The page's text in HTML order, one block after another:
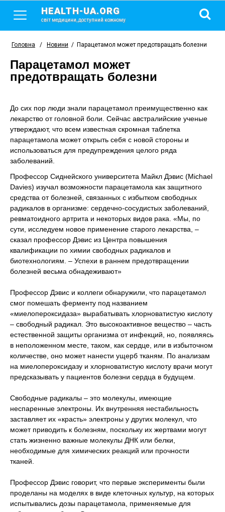
HEALTH-UA.ORG
світ медицини, доступний кожному
Головна / Новини / Парацетамол может предотвращать болезни
Парацетамол может
предотвращать болезни
До сих пор люди знали парацетамол преимущественно как
лекарство от головной боли. Сейчас австралийские ученые
утверждают, что всем известная скромная таблетка
парацетамола может открыть себя с новой стороны и
использоваться для предупреждения целого ряда
заболеваний.
Профессор Сиднейского университета Майкл Дэвис (Michael
Davies) изучал возможности парацетамола как защитного
средства от болезней, связанных с избытком свободных
радикалов в организме: сердечно-сосудистых заболеваний,
ревматоидного артрита и некоторых видов рака. «Мы, по
сути, исследуем новое применение старого лекарства, –
сказал профессор Дэвис из Центра повышения
квалификации по химии свободных радикалов и
биотехнологиям. – Успехи в раннем предотвращении
болезней весьма обнадеживают»
Профессор Дэвис и коллеги обнаружили, что парацетамол
смог помешать ферменту под названием
«миелопероксидаза» вырабатывать хлорноватистую кислоту
– свободный радикал. Это высокоактивное вещество – часть
естественной защиты организма от инфекций, но, появляясь
в неположенном месте, таком, как сердце, или в избыточном
количестве, оно может нанести ущерб тканям. По анализам
на миелопероксидазу и хлорноватистую кислоту врачи могут
предсказывать у пациентов болезни сердца в будущем.
Свободные радикалы – это молекулы, имеющие
неспаренные электроны. Их внутренняя нестабильность
заставляет их «красть» электроны у других молекул, что
может приводить к болезням, поскольку их жертвами могут
стать жизненно важные молекулы ДНК или белки,
необходимые для химических реакций или прочности
тканей.
Профессор Дэвис говорит, что первые эксперименты были
проделаны на моделях в виде клеточных культур, на которых
испытывались дозы парацетамола, применяемые для